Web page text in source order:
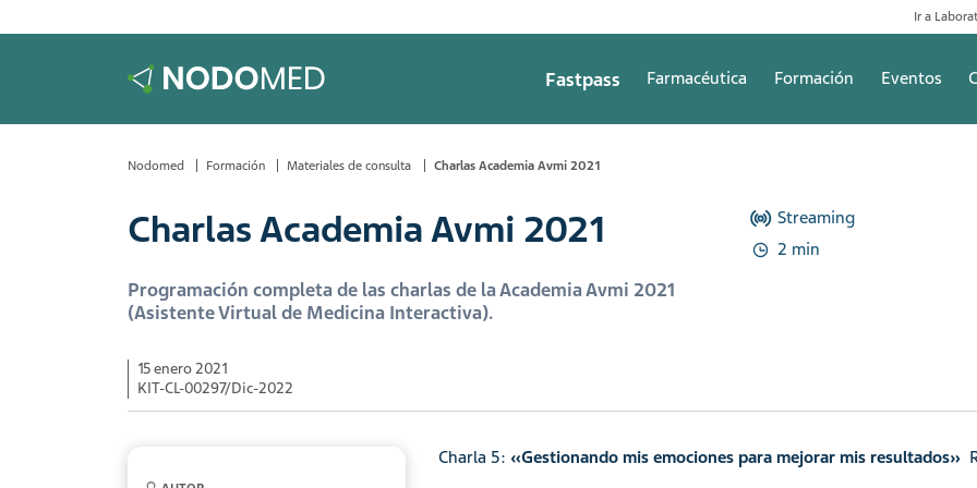
Ir a
Fastpass Farmacéutica Formación Eventos
Nodomed Formación Materiales de consulta Charlas Academia Avmi 2021
Charlas Academia Avmi 2021
Programación completa de las charlas de la Academia Avmi 2021
(Asistente Virtual de Medicina Interactiva).
15 enero 2021
KIT-CL-00297/Dic-2022
Streaming
2 min
Charla 5: «Gestionando mis emociones para mejorar mis resultados»